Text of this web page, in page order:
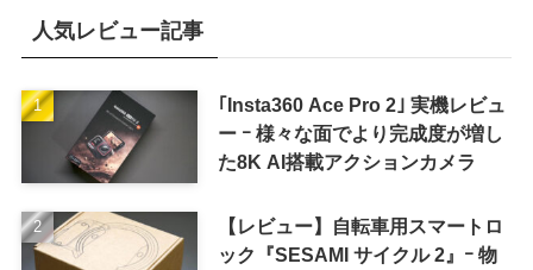
人気レビュー記事
｢Insta360 Ace Pro 2｣ 実機レビュ
ー ｰ 様々な面でより完成度が増し
た8K AI搭載アクションカメラ
【レビュー】自転車用スマートロ
ック『SESAMI サイクル 2』ｰ 物